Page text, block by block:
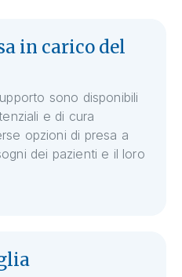
in carico del
sono disponibili
e di cura
opzioni di presa a
dei pazienti e il loro